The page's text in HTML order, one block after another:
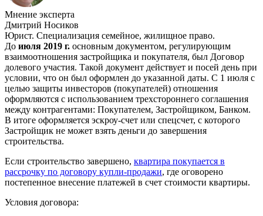
Мнение эксперта
Дмитрий Носиков
Юрист. Специализация семейное, жилищное право.
До июля 2019 г. основным документом, регулирующим
взаимоотношения застройщика и покупателя, был Договор
долевого участия. Такой документ действует и посей день при
условии, что он был оформлен до указанной даты. С 1 июля с
целью защиты инвесторов (покупателей) отношения
оформляются с использованием трехстороннего соглашения
между контрагентами: Покупателем, Застройщиком, Банком.
В итоге оформляется эскроу-счет или спецсчет, с которого
Застройщик не может взять деньги до завершения
строительства.
Если строительство завершено, квартира покупается в
рассрочку по договору купли-продажи, где оговорено
постепенное внесение платежей в счет стоимости квартиры.
Условия договора: